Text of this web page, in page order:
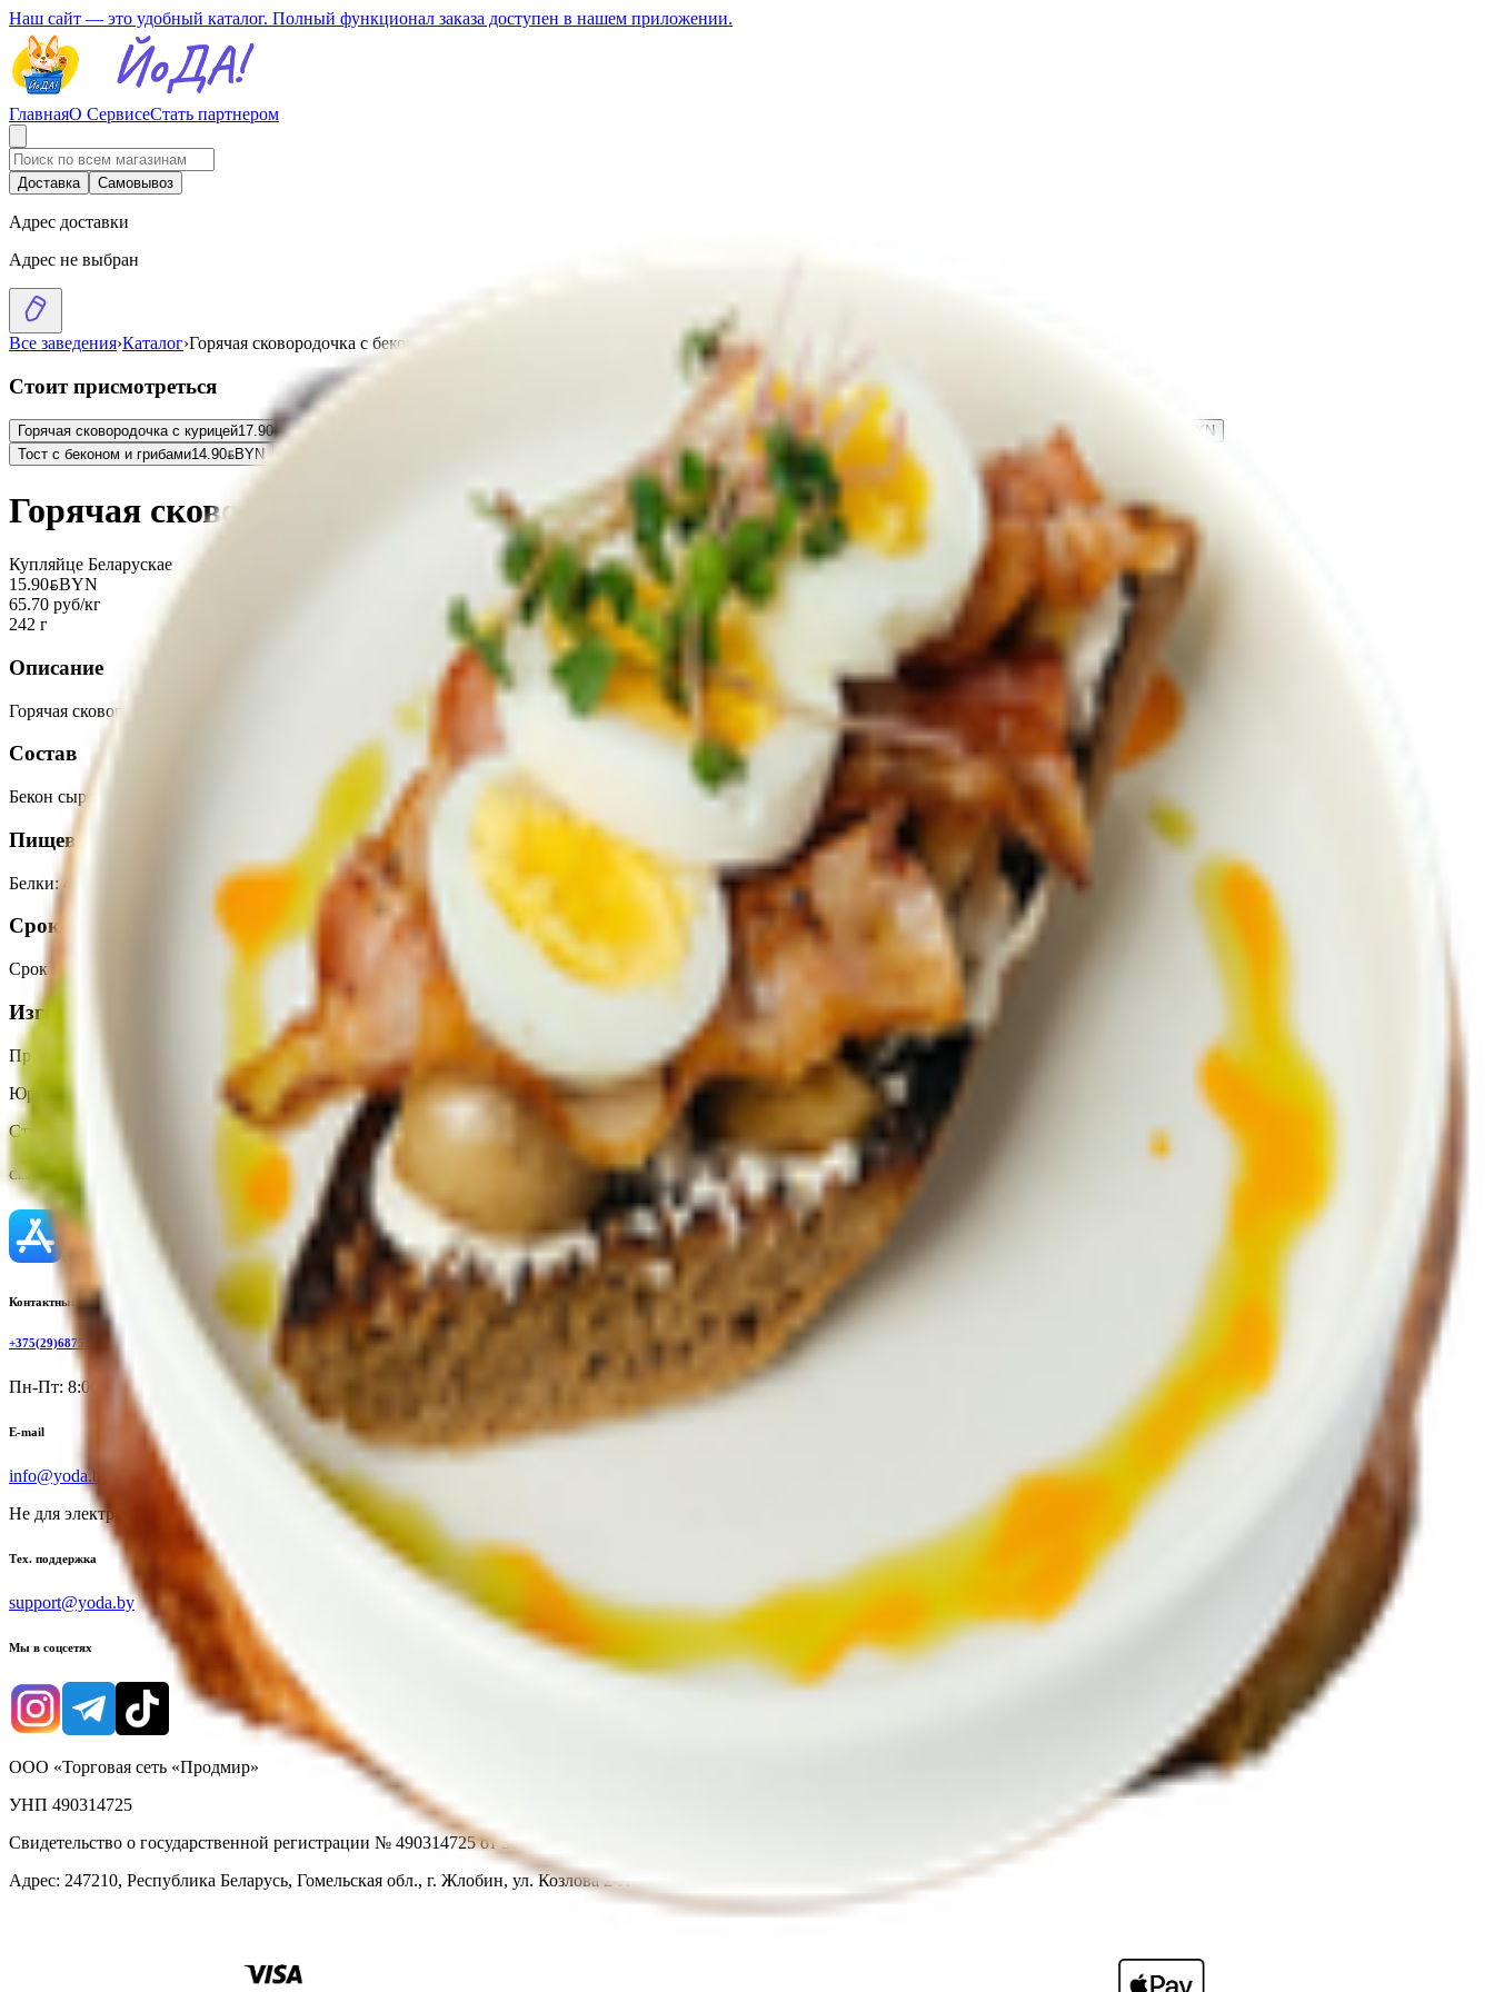
Наш сайт — это удобный каталог. Полный функционал заказа доступен в нашем приложении.
ГлавнаяО СервисеСтать партнером
Доставка Самовывоз
Адрес доставки
Адрес не выбран
Все заведения›Каталог›Горячая сковородочка с беконом
Стоит присмотреться
Горячая сковородочка с курицей17.90BYNBYN Горячая сковородочка с говядиной24.90 Бургер «Горячая цыпа»
BYN
Тост с беконом и грибами14.90BYNBYN
Горячая сковородочка с беконом
Купляйце Беларускае
15.90BYNBYN
65.70 руб/кг
242 г
Описание
Горячая сковородочка с беконом.
Состав
Бекон сырокопченый, чеснок, лук репчатый красный, шампиньоны, картофель, майонез, сыр Пармезан.
Пищевая ценность на 100г
Белки:4 Углеводы:5Калории 454
Срок годности
Срок годности
Изготовитель
Производитель:
ООО «КУРИТСА»
Юридический адрес:
247210, микрорайон 18, д. 6 А, г. Жлобин
Страна производства:
Республика Беларусь
Скачать приложение
Контактный телефон
+375(29)6875999
Пн-Пт: 8:00 - 17:00
E-mail
info@yoda.by
Не для электронных обращений
Тех. поддержка
support@yoda.by
Мы в соцсетях
ООО «Торговая сеть «Продмир»
УНП 490314725
Свидетельство о государственной регистрации № 490314725 от 30.05.2003г выдано Гомельским облисполкомом
Адрес: 247210, Республика Беларусь, Гомельская обл., г. Жлобин, ул. Козлова 2-А